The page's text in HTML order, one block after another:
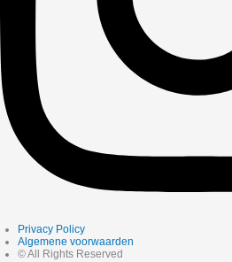
Privacy Policy
Algemene voorwaarden
© All Rights Reserved